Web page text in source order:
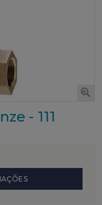
- 111